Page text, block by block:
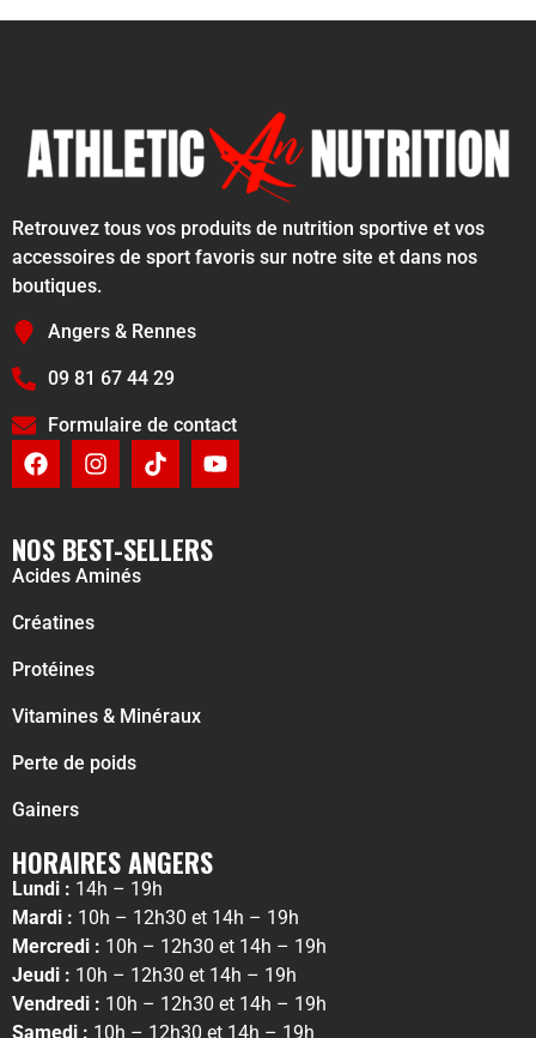
Retrouvez tous vos produits de nutrition sportive et vos
accessoires de sport favoris sur notre site et dans nos
boutiques.
Angers & Rennes
09 81 67 44 29
Formulaire de contact
NOS BEST-SELLERS
Acides Aminés
Créatines
Protéines
Vitamines & Minéraux
Perte de poids
Gainers
HORAIRES ANGERS
Lundi : 14h – 19h
Mardi : 10h – 12h30 et 14h – 19h
Mercredi : 10h – 12h30 et 14h – 19h
Jeudi : 10h – 12h30 et 14h – 19h
Vendredi : 10h – 12h30 et 14h – 19h
Samedi : 10h – 12h30 et 14h – 19h